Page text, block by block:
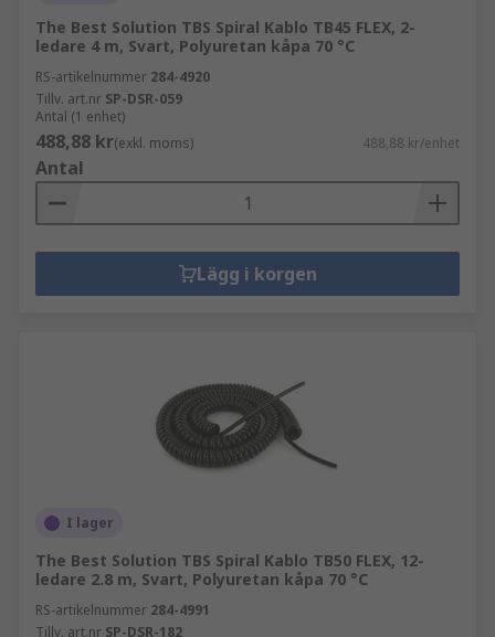
The Best Solution TBS Spiral Kablo TB45 FLEX, 2-
ledare 4 m, Svart, Polyuretan kåpa 70 °C
RS-artikelnummer 284-4920
Tillv. art.nr SP-DSR-059
Antal (1 enhet)
488,88 kr(exkl. moms) 488,88 kr/enhet
Antal
Lägg i korgen
I lager
The Best Solution TBS Spiral Kablo TB50 FLEX, 12-
ledare 2.8 m, Svart, Polyuretan kåpa 70 °C
RS-artikelnummer 284-4991
Tillv. art.nr SP-DSR-182